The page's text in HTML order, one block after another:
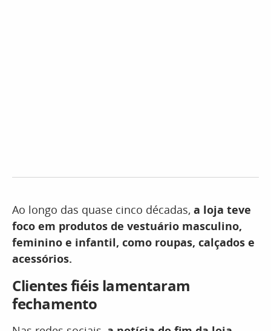
Ao longo das quase cinco décadas, a loja teve
foco em produtos de vestuário masculino,
feminino e infantil, como roupas, calçados e
acessórios.
Clientes fiéis lamentaram
fechamento